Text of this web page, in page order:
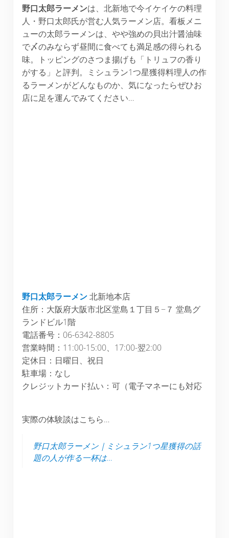
野口太郎ラーメンは、北新地で今イケイケの料理
人・野口太郎氏が営む人気ラーメン店。看板メニ
ューの太郎ラーメンは、やや強めの貝出汁醤油味
で〆のみならず昼間に食べても満足感の得られる
味。トッピングのさつま揚げも「トリュフの香り
がする」と評判。ミシュラン1つ星獲得料理人の作
るラーメンがどんなものか、気になったらぜひお
店に足を運んでみてください…
野口太郎ラーメン北新地本店
住所：大阪府大阪市北区堂島１丁目５−７ 堂島グ
ランドビル1階
電話番号：06-6342-8805
営業時間：11:00-15:00、17:00-翌2:00
定休日：日曜日、祝日
駐車場：なし
クレジットカード払い：可（電子マネーにも対応
実際の体験談はこちら…
野口太郎ラーメン｜ミシュラン1つ星獲得の話
題の人が作る一杯は…